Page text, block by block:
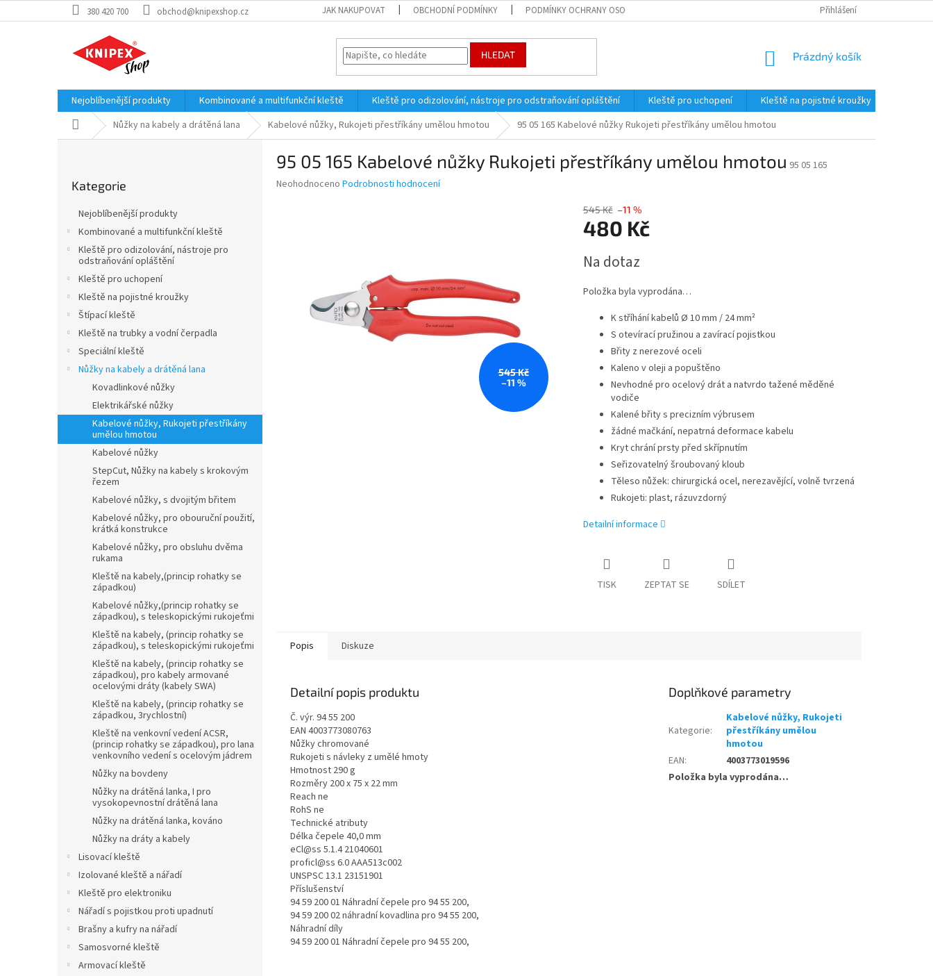
na
380 420 700 obchod@knipexshop.cz JAK NAKUPOVAT OBCHODNÍ PODMÍNKY PODMÍNKY OCHRANY OSOBNÍCH ÚDAJŮ Přihlášení
HLEDAT
NÁKUPNÍ
Prázdný košík
Nejoblíbenější produkty Kombinované a multifunkční kleště Kleště pro odizolování, nástroje pro odstraňování opláštění Kleště pro uchopení Kleště na pojistné kroužky
Domů Nůžky na kabely a drátěná lana Kabelové nůžky, Rukojeti přestříkány umělou hmotou 95 05 165 Kabelové nůžky Rukojeti přestříkány umělou hmotou
kategorie
Kategorie
Nejoblíbenější produkty
Kombinované a multifunkční kleště
Kleště pro odizolování, nástroje pro
odstraňování opláštění
Kleště pro uchopení
Kleště na pojistné kroužky
Štípací kleště
Kleště na trubky a vodní čerpadla
Speciální kleště
Nůžky na kabely a drátěná lana
Kovadlinkové nůžky
Elektrikářské nůžky
Kabelové nůžky, Rukojeti přestříkány
umělou hmotou
Kabelové nůžky
StepCut, Nůžky na kabely s krokovým
řezem
Kabelové nůžky, s dvojitým břitem
Kabelové nůžky, pro obouruční použití,
krátká konstrukce
Kabelové nůžky, pro obsluhu dvěma
rukama
Kleště na kabely,(princip rohatky se
západkou)
Kabelové nůžky,(princip rohatky se
západkou), s teleskopickými rukojeťmi
Kleště na kabely, (princip rohatky se
západkou), s teleskopickými rukojeťmi
Kleště na kabely, (princip rohatky se
západkou), pro kabely armované
ocelovými dráty (kabely SWA)
Kleště na kabely, (princip rohatky se
západkou, 3rychlostní)
Kleště na venkovní vedení ACSR,
(princip rohatky se západkou), pro lana
venkovního vedení s ocelovým jádrem
Nůžky na bovdeny
Nůžky na drátěná lanka, I pro
vysokopevnostní drátěná lana
Nůžky na drátěná lanka, kováno
Nůžky na dráty a kabely
Lisovací kleště
Izolované kleště a nářadí
Kleště pro elektroniku
Nářadí s pojistkou proti upadnutí
Brašny a kufry na nářadí
Samosvorné kleště
Armovací kleště
95 05 165 Kabelové nůžky Rukojeti přestříkány umělou hmotou 95 05 165
Průměrné
Neohodnoceno Podrobnosti hodnocení
545 Kč
–11 %
545 Kč –11 %
480 Kč
cena:
Na dotaz
Položka byla vyprodána…
K stříhání kabelů Ø 10 mm / 24 mm²
S otevírací pružinou a zavírací pojistkou
Břity z nerezové oceli
Kaleno v oleji a popuštěno
Nevhodné pro ocelový drát a natvrdo tažené měděné
vodiče
Kalené břity s precizním výbrusem
žádné mačkání, nepatrná deformace kabelu
Kryt chrání prsty před skřípnutím
Seřizovatelný šroubovaný kloub
Těleso nůžek: chirurgická ocel, nerezavějící, volně tvrzená
Rukojeti: plast, rázuvzdorný
Detailní informace
TISK ZEPTAT SE SDÍLET
Popis Diskuze
Detailní popis produktu
Č. výr. 94 55 200
EAN 4003773080763
Nůžky chromované
Rukojeti s návleky z umělé hmoty
Hmotnost 290 g
Rozměry 200 x 75 x 22 mm
Reach ne
RohS ne
Technické atributy
Délka čepele 40,0 mm
eCl@ss 5.1.4 21040601
proficl@ss 6.0 AAA513c002
UNSPSC 13.1 23151901
Příslušenství
94 59 200 01 Náhradní čepele pro 94 55 200,
94 59 200 02 náhradní kovadlina pro 94 55 200,
Náhradní díly
94 59 200 01 Náhradní čepele pro 94 55 200,
Doplňkové parametry
Kategorie:
Kabelové nůžky, Rukojeti
přestříkány umělou
hmotou
EAN:
4003773019596
Položka byla vyprodána…